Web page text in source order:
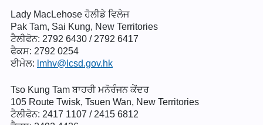
Lady MacLehose ਹੋਲੀਡੇ ਵਿਲੇਜ
Pak Tam, Sai Kung, New Territories
ਟੈਲੀਫੋਨ: 2792 6430 / 2792 6417
ਫੈਕਸ: 2792 0254
ਈਮੇਲ: lmhv@lcsd.gov.hk
Tso Kung Tam ਬਾਹਰੀ ਮਨੋਰੰਜਨ ਕੇਂਦਰ
105 Route Twisk, Tsuen Wan, New Territories
ਟੈਲੀਫੋਨ: 2417 1107 / 2415 6812